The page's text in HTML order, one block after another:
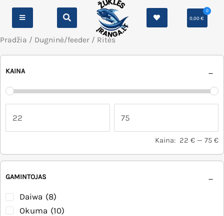
0,00€
0
Pradžia / Dugninė/feeder / Ritės
KAINA
Kaina: 22 € — 75 €
GAMINTOJAS
Daiwa (8)
Okuma (10)